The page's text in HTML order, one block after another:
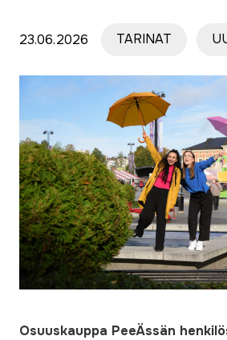
23.06.2026 TARINAT
Osuuskauppa PeeÄssän